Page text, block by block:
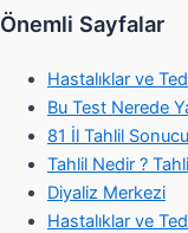
Önemli Sayfalar
Hastalıklar ve
Bu Test Nerede
81 İl Tahlil Sonucu
Tahlil Nedir ?
Diyaliz Merkezi
Hastalıklar ve